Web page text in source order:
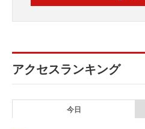
アクセスランキング
今日